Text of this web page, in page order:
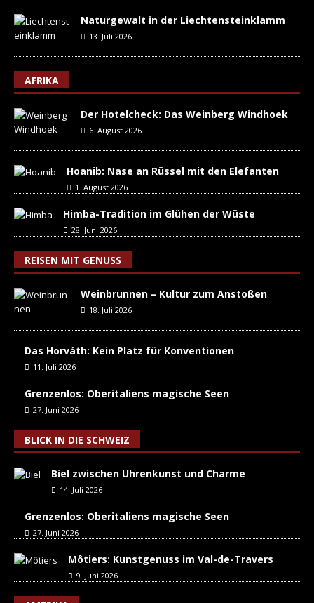
Naturgewalt in der Liechtensteinklamm
13. Juli 2026
AFRIKA
Der Hotelcheck: Das Weinberg Windhoek
6. August 2026
Hoanib: Nase an Rüssel mit den Elefanten
1. August 2026
Himba-Tradition im Glühen der Wüste
28. Juni 2026
REISEN MIT GENUSS
Weinbrunnen – Kultur zum Anstoßen
18. Juli 2026
Das Horváth: Kein Platz für Konventionen
11. Juli 2026
Grenzenlos: Oberitaliens magische Seen
27. Juni 2026
BLICK IN DIE SCHWEIZ
Biel zwischen Uhrenkunst und Charme
14. Juli 2026
Grenzenlos: Oberitaliens magische Seen
27. Juni 2026
Môtiers: Kunstgenuss im Val-de-Travers
9. Juni 2026